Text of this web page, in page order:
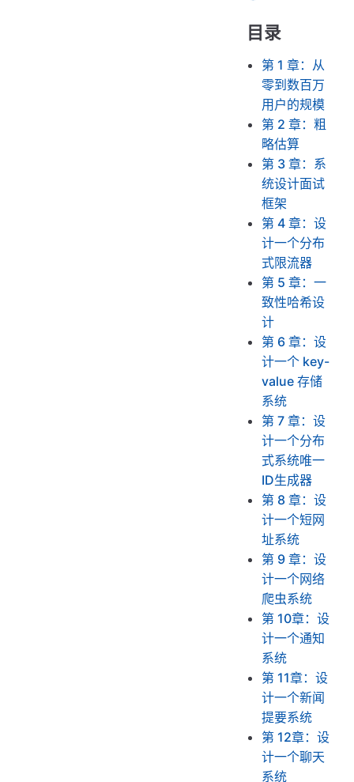
目录
第 1 章：从
零到数百万
用户的规模
第 2 章：粗
略估算
第 3 章：系
统设计面试
框架
第 4 章：设
计一个分布
式限流器
第 5 章：一
致性哈希设
计
第 6 章：设
计一个 key-
value 存储
系统
第 7 章：设
计一个分布
式系统唯一
ID生成器
第 8 章：设
计一个短网
址系统
第 9 章：设
计一个网络
爬虫系统
第 10章：设
计一个通知
系统
第 11章：设
计一个新闻
提要系统
第 12章：设
计一个聊天
系统